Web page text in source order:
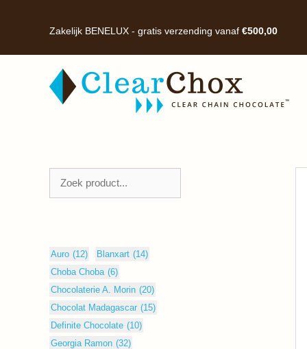
inhoud
Zakelijk BENELUX - gratis verzending vanaf €500,00
Auro (12) Blanxart (14)
Choba Choba (6)
Chocolaterie A. Morin (20)
Chocolat Madagascar (15)
Definite Chocolate (10)
Georgia Ramon (32)